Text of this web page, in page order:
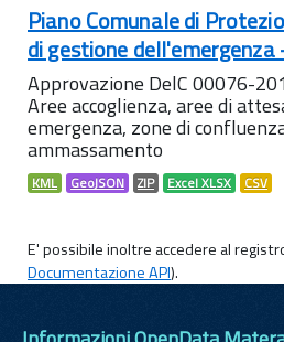
Piano Comunale di
di gestione dell'emergenza
Approvazione DelC 00076-
Aree accoglienza, aree di
emergenza, zone di
ammassamento
KML GeoJSON ZIP Excel XLSX CSV
E' possibile inoltre accedere al
Documentazione API).